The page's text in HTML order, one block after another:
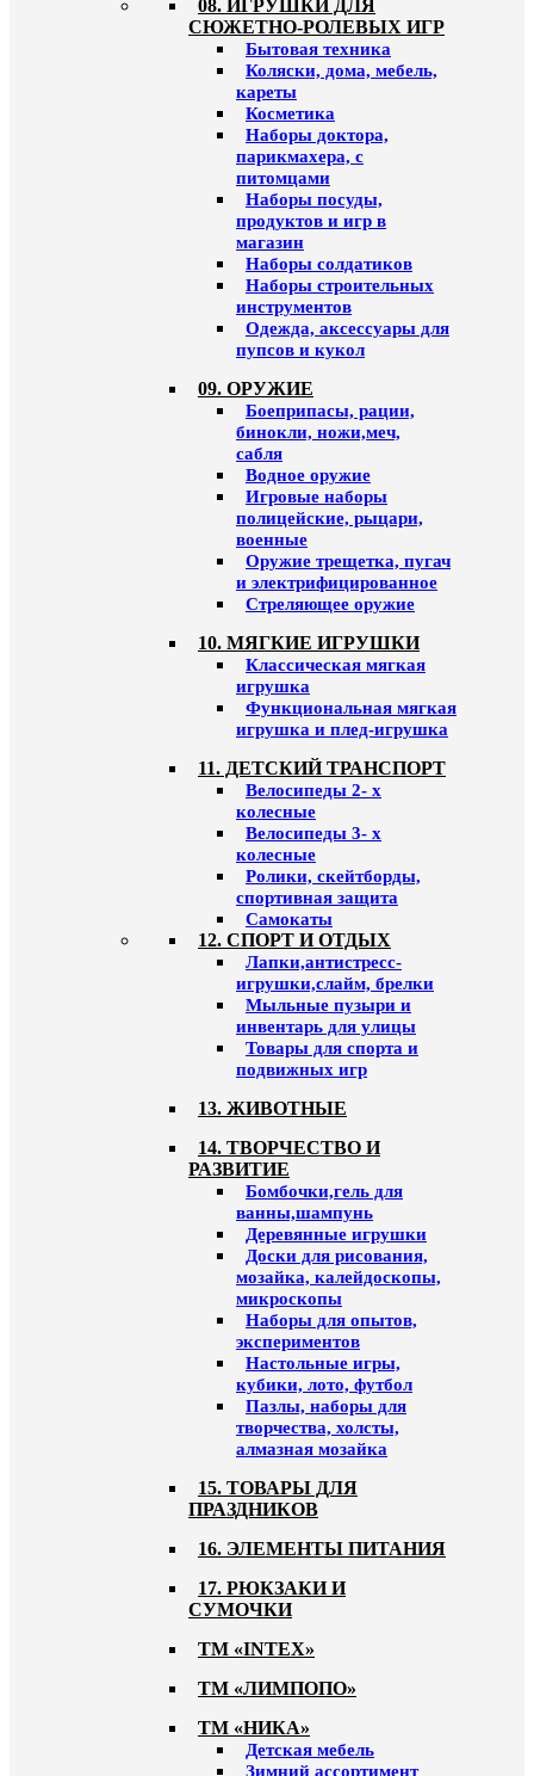
08. ИГРУШКИ ДЛЯ
СЮЖЕТНО-РОЛЕВЫХ ИГР
Бытовая техника
Коляски, дома, мебель,
кареты
Косметика
Наборы доктора,
парикмахера, с
питомцами
Наборы посуды,
продуктов и игр в
магазин
Наборы солдатиков
Наборы строительных
инструментов
Одежда, аксессуары для
пупсов и кукол
09. ОРУЖИЕ
Боеприпасы, рации,
бинокли, ножи,меч,
сабля
Водное оружие
Игровые наборы
полицейские, рыцари,
военные
Оружие трещетка, пугач
и электрифицированное
Стреляющее оружие
10. МЯГКИЕ ИГРУШКИ
Классическая мягкая
игрушка
Функциональная мягкая
игрушка и плед-игрушка
11. ДЕТСКИЙ ТРАНСПОРТ
Велосипеды 2- х
колесные
Велосипеды 3- х
колесные
Ролики, скейтборды,
спортивная защита
Самокаты
12. СПОРТ И ОТДЫХ
Лапки,антистресс-
игрушки,слайм, брелки
Мыльные пузыри и
инвентарь для улицы
Товары для спорта и
подвижных игр
13. ЖИВОТНЫЕ
14. ТВОРЧЕСТВО И
РАЗВИТИЕ
Бомбочки,гель для
ванны,шампунь
Деревянные игрушки
Доски для рисования,
мозайка, калейдоскопы,
микроскопы
Наборы для опытов,
экспериментов
Настольные игры,
кубики, лото, футбол
Пазлы, наборы для
творчества, холсты,
алмазная мозайка
15. ТОВАРЫ ДЛЯ
ПРАЗДНИКОВ
16. ЭЛЕМЕНТЫ ПИТАНИЯ
17. РЮКЗАКИ И
СУМОЧКИ
ТМ «INTEX»
ТМ «ЛИМПОПО»
ТМ «НИКА»
Детская мебель
Зимний ассортимент